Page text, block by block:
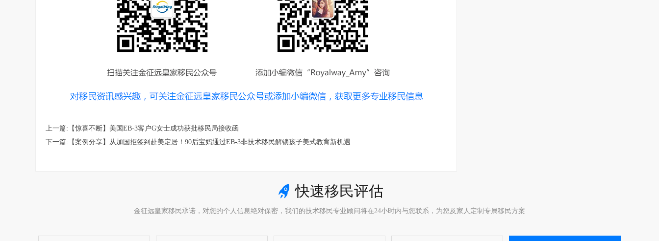
上一篇:【惊喜不断】美国EB-3客户G女士成功获批移民局接收函
下一篇:【案例分享】从加国拒签到赴美定居！90后宝妈通过EB-3非技术移民解锁孩子美式教育新机遇
快速移民评估
金征远皇家移民承诺，对您的个人信息绝对保密，我们的技术移民专业顾问将在24小时内与您联系，为您及家人定制专属移民方案